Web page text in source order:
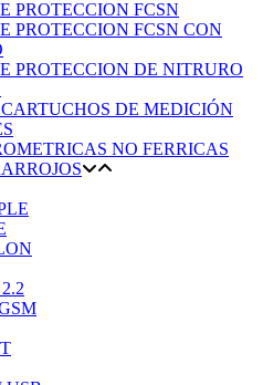
PROTECCION FCSN
PROTECCION FCSN CON
PROTECCION DE NITRURO
DE MEDICIÓN
NO FERRICAS